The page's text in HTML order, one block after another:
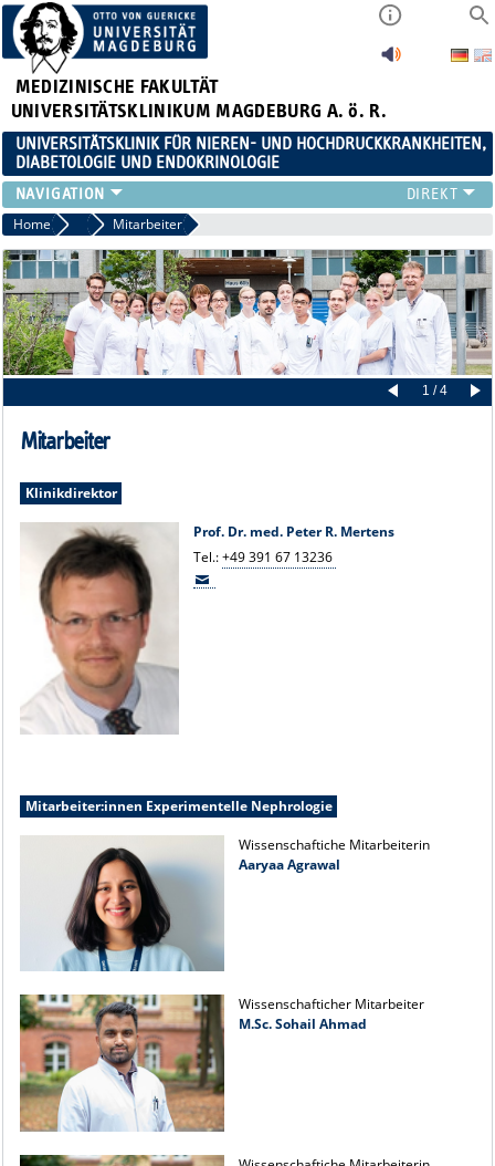
MEDIZINISCHE FAKULTÄT
UNIVERSITÄTSKLINIKUM MAGDEBURG A. ö. R.
UNIVERSITÄTSKLINIK FÜR NIEREN- UND HOCHDRUCKKRANKHEITEN,
DIABETOLOGIE UND ENDOKRINOLOGIE
KLINIK
FORSCHUNG
LEHRE
FORTBILDUNGEN
KARRIERE
LINKS
Home Team Mitarbeiter
1 / 4
Mitarbeiter
Klinikdirektor
Prof. Dr. med. Peter R. Mertens
Tel.:+49 391 67 13236
Mitarbeiter:innen Experimentelle Nephrologie
Wissenschaftiche Mitarbeiterin
Aaryaa Agrawal
Wissenschafticher Mitarbeiter
M.Sc. Sohail Ahmad